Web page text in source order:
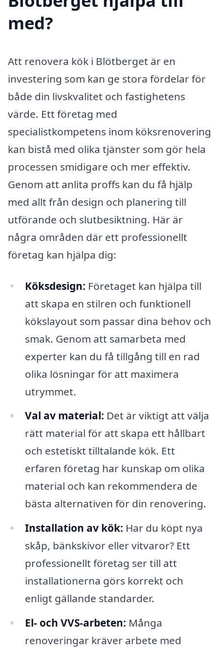
med?
Att renovera kök i Blötberget är en
investering som kan ge stora fördelar för
både din livskvalitet och fastighetens
värde. Ett företag med
specialistkompetens inom köksrenovering
kan bistå med olika tjänster som gör hela
processen smidigare och mer effektiv.
Genom att anlita proffs kan du få hjälp
med allt från design och planering till
utförande och slutbesiktning. Här är
några områden där ett professionellt
företag kan hjälpa dig:
Köksdesign: Företaget kan hjälpa till
att skapa en stilren och funktionell
kökslayout som passar dina behov och
smak. Genom att samarbeta med
experter kan du få tillgång till en rad
olika lösningar för att maximera
utrymmet.
Val av material: Det är viktigt att välja
rätt material för att skapa ett hållbart
och estetiskt tilltalande kök. Ett
erfaren företag har kunskap om olika
material och kan rekommendera de
bästa alternativen för din renovering.
Installation av kök: Har du köpt nya
skåp, bänkskivor eller vitvaror? Ett
professionellt företag ser till att
installationerna görs korrekt och
enligt gällande standarder.
El- och VVS-arbeten: Många
renoveringar kräver arbete med